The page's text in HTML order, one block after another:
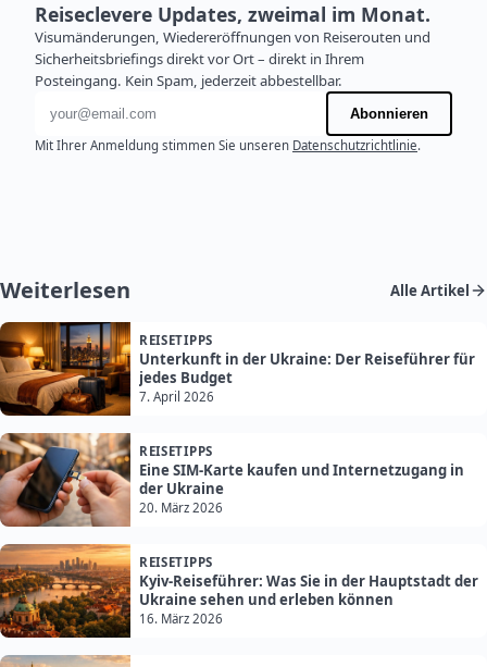
Reiseclevere Updates, zweimal im Monat.
Visumänderungen, Wiedereröffnungen von Reiserouten und
Sicherheitsbriefings direkt vor Ort – direkt in Ihrem
Posteingang. Kein Spam, jederzeit abbestellbar.
E-Mail-Adresse
Abonnieren
Mit Ihrer Anmeldung stimmen Sie unseren Datenschutzrichtlinie.
Weiterlesen Alle Artikel
REISETIPPS
Unterkunft in der Ukraine: Der Reiseführer für
jedes Budget
7. April 2026
REISETIPPS
Eine SIM-Karte kaufen und Internetzugang in
der Ukraine
20. März 2026
REISETIPPS
Kyiv-Reiseführer: Was Sie in der Hauptstadt der
Ukraine sehen und erleben können
16. März 2026